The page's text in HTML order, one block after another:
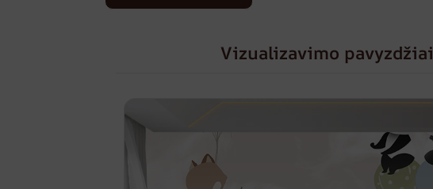
Vizualizavimo pavyzdžiai